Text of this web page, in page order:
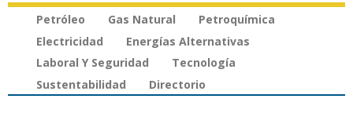
Petróleo Gas Natural
Petroquímica
Electricidad
Energías Alternativas
Laboral Y Seguridad
Tecnología
Sustentabilidad
Directorio